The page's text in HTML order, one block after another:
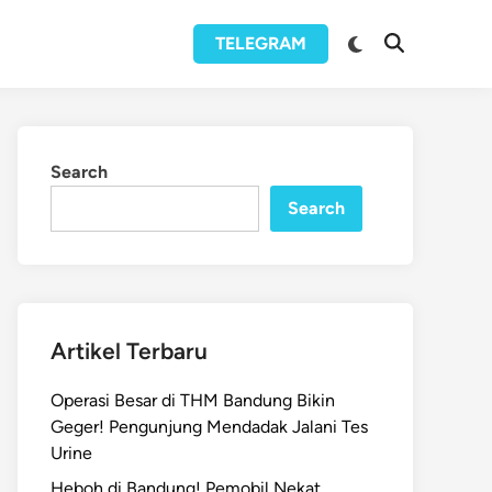
TELEGRAM
Switch
Open
Search
Search
Artikel Terbaru
Operasi Besar di THM Bandung Bikin
Geger! Pengunjung Mendadak Jalani Tes
Urine